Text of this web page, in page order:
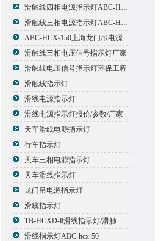
滑触线四相电源指示灯ABC-HCX-100/4
滑触线三相电源指示灯ABC-HCX-100
ABC-HCX-150上海龙门吊电源指示灯
滑触线三相电压信号指示灯厂家
滑触线电压信号指示灯环保工程
滑触线指示灯
滑线电源指示灯
滑线电源指示灯报价/参数/厂家
天车滑线电源指示灯
行车指示灯
天车三相电源指示灯
天车滑线指示灯
龙门吊电源指示灯
滑线指示灯
TB-HCXD-Ⅱ滑线指示灯/滑触线指示灯
滑线指示灯ABC-hcx-50